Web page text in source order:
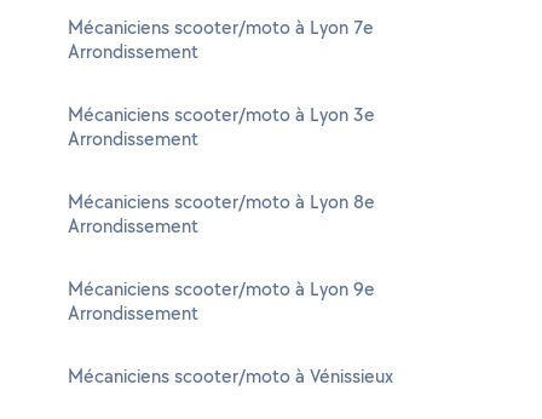
Mécaniciens scooter/moto à Lyon 7e
Arrondissement
Mécaniciens scooter/moto à Lyon 3e
Arrondissement
Mécaniciens scooter/moto à Lyon 8e
Arrondissement
Mécaniciens scooter/moto à Lyon 9e
Arrondissement
Mécaniciens scooter/moto à Vénissieux